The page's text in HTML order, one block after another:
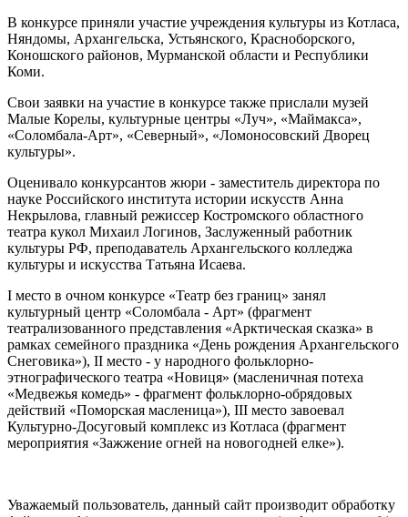
В конкурсе приняли участие учреждения культуры из Котласа,
Няндомы, Архангельска, Устьянского, Красноборского,
Коношского районов, Мурманской области и Республики
Коми.
Свои заявки на участие в конкурсе также прислали музей
Малые Корелы, культурные центры «Луч», «Маймакса»,
«Соломбала-Арт», «Северный», «Ломоносовский Дворец
культуры».
Оценивало конкурсантов жюри - заместитель директора по
науке Российского института истории искусств Анна
Некрылова, главный режиссер Костромского областного
театра кукол Михаил Логинов, Заслуженный работник
культуры РФ, преподаватель Архангельского колледжа
культуры и искусства Татьяна Исаева.
I место в очном конкурсе «Театр без границ» занял
культурный центр «Соломбала - Арт» (фрагмент
театрализованного представления «Арктическая сказка» в
рамках семейного праздника «День рождения Архангельского
Снеговика»), II место - у народного фольклорно-
этнографического театра «Новиця» (масленичная потеха
«Медвежья комедь» - фрагмент фольклорно-обрядовых
действий «Поморская масленица»), III место завоевал
Культурно-Досуговый комплекс из Котласа (фрагмент
мероприятия «Зажжение огней на новогодней елке»).
Уважаемый пользователь, данный сайт производит обработку